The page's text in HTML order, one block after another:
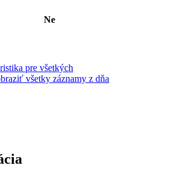
Ne
pre všetkých
všetky záznamy z dňa